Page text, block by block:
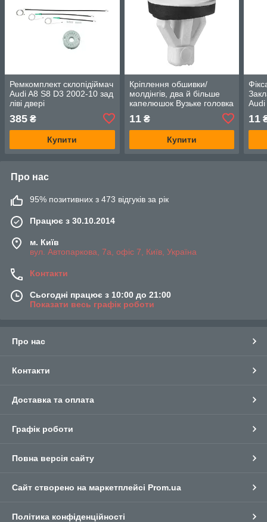
Ремкомплект склопідіймач
Audi A8 S8 D3 2002-10 зад
ліві двері
4E0839461 4E0839461A 4E0839461B 4E0839461C
385 ₴
Купити
Кріплення обшивки/
молдінгів, два й більше
капелюшок Вузьке головка
11₴
Купити
11
Про нас
95% позитивних з 473 відгуків за рік
Працює з 30.10.2014
м. Київ
вул. Автопаркова, 7а, офіс 7, Київ, Україна
Контакти
Сьогодні працює з 10:00 до 21:00
Показати весь графік роботи
Про нас
Контакти
Доставка та оплата
Графік роботи
Повна версія сайту
Сайт створено на маркетплейсі Prom.ua
Політика конфіденційності